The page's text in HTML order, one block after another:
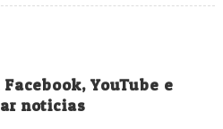
YouTube e
noticias